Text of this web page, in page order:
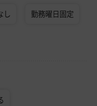
し 勤務曜日固定